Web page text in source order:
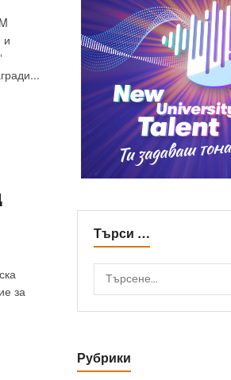
и
за
Търси …
Рубрики